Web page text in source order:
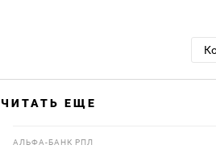
ЧИТАТЬ ЕЩЕ
АЛЬФА-БАНК РПЛ